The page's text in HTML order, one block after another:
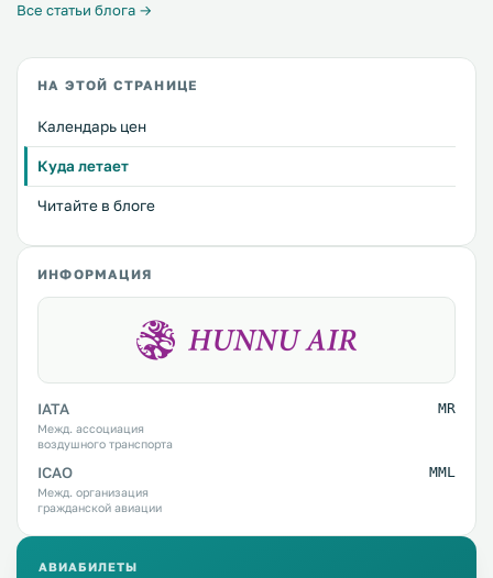
Все статьи блога →
НА ЭТОЙ СТРАНИЦЕ
Календарь цен
Куда летает
Читайте в блоге
ИНФОРМАЦИЯ
IATA
Межд. ассоциация
воздушного транспорта
MR
ICAO
Межд. организация
гражданской авиации
MML
АВИАБИЛЕТЫ